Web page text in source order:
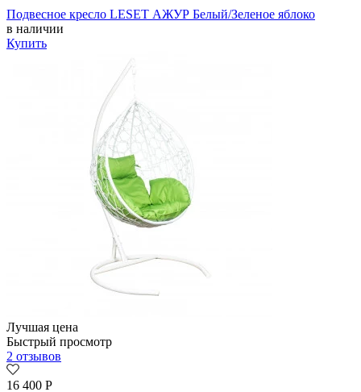
Подвесное кресло LESET АЖУР Белый/Зеленое яблоко
в наличии
Купить
Лучшая цена
Быстрый просмотр
2 отзывов
16 400 Р